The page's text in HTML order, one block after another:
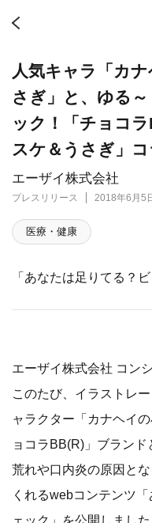
エーザイ株式会社
プレスリリース 2018年6月5
人気キャラ「カ
さぎ」と、ゆる
ック！「チョコ
スケ＆うさぎ」
医療・健康
「あなたは足りてる？
エーザイ株式会社 コン
このたび、イラストレ
ャラクター「カナヘイ
ョコラBB(R)」ブラン
荒れや口内炎の原因と
くれるwebコンテンツ
ェック」を公開しました